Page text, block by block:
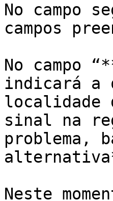
No campo
campos
No campo
indicará a
localidade
sinal na
problema,
Neste